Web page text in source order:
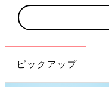
ピックアップ